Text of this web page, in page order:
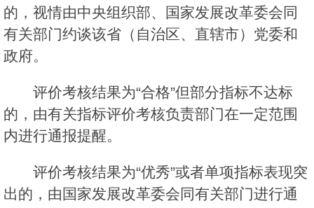
的，视情由中央组织部、国家发展改革委会同
有关部门约谈该省（自治区、直辖市）党委和
政府。
评价考核结果为“合格”但部分指标不达标
的，由有关指标评价考核负责部门在一定范围
内进行通报提醒。
评价考核结果为“优秀”或者单项指标表现突
出的，由国家发展改革委会同有关部门进行通